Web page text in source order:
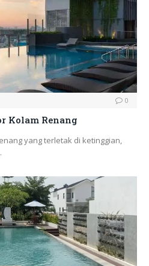
0
Kolam Renang
yang terletak di ketinggian,